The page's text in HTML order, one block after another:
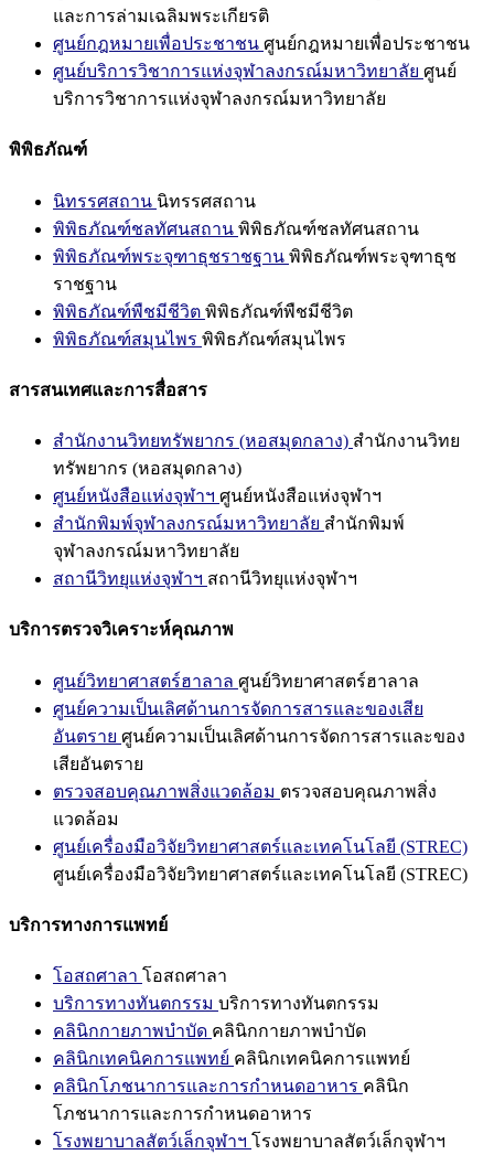
และการล่ามเฉลิมพระเกียรติ
ศูนย์กฎหมายเพื่อประชาชน ศูนย์กฎหมายเพื่อประชาชน
ศูนย์บริการวิชาการแห่งจุฬาลงกรณ์มหาวิทยาลัย ศูนย์
บริการวิชาการแห่งจุฬาลงกรณ์มหาวิทยาลัย
พิพิธภัณฑ์
นิทรรศสถาน นิทรรศสถาน
พิพิธภัณฑ์ชลทัศนสถาน พิพิธภัณฑ์ชลทัศนสถาน
พิพิธภัณฑ์พระจุฑาธุชราชฐาน พิพิธภัณฑ์พระจุฑาธุช
ราชฐาน
พิพิธภัณฑ์พืชมีชีวิต พิพิธภัณฑ์พืชมีชีวิต
พิพิธภัณฑ์สมุนไพร พิพิธภัณฑ์สมุนไพร
สารสนเทศและการสื่อสาร
สำนักงานวิทยทรัพยากร (หอสมุดกลาง) สำนักงานวิทย
ทรัพยากร (หอสมุดกลาง)
ศูนย์หนังสือแห่งจุฬาฯ ศูนย์หนังสือแห่งจุฬาฯ
สำนักพิมพ์จุฬาลงกรณ์มหาวิทยาลัย สำนักพิมพ์
จุฬาลงกรณ์มหาวิทยาลัย
สถานีวิทยุแห่งจุฬาฯ สถานีวิทยุแห่งจุฬาฯ
บริการตรวจวิเคราะห์คุณภาพ
ศูนย์วิทยาศาสตร์ฮาลาล ศูนย์วิทยาศาสตร์ฮาลาล
ศูนย์ความเป็นเลิศด้านการจัดการสารและของเสีย
อันตราย ศูนย์ความเป็นเลิศด้านการจัดการสารและของ
เสียอันตราย
ตรวจสอบคุณภาพสิ่งแวดล้อม ตรวจสอบคุณภาพสิ่ง
แวดล้อม
ศูนย์เครื่องมือวิจัยวิทยาศาสตร์และเทคโนโลยี (STREC)
ศูนย์เครื่องมือวิจัยวิทยาศาสตร์และเทคโนโลยี (STREC)
บริการทางการแพทย์
โอสถศาลา โอสถศาลา
บริการทางทันตกรรม บริการทางทันตกรรม
คลินิกกายภาพบำบัด คลินิกกายภาพบำบัด
คลินิกเทคนิคการแพทย์ คลินิกเทคนิคการแพทย์
คลินิกโภชนาการและการกำหนดอาหาร คลินิก
โภชนาการและการกำหนดอาหาร
โรงพยาบาลสัตว์เล็กจุฬาฯ โรงพยาบาลสัตว์เล็กจุฬาฯ